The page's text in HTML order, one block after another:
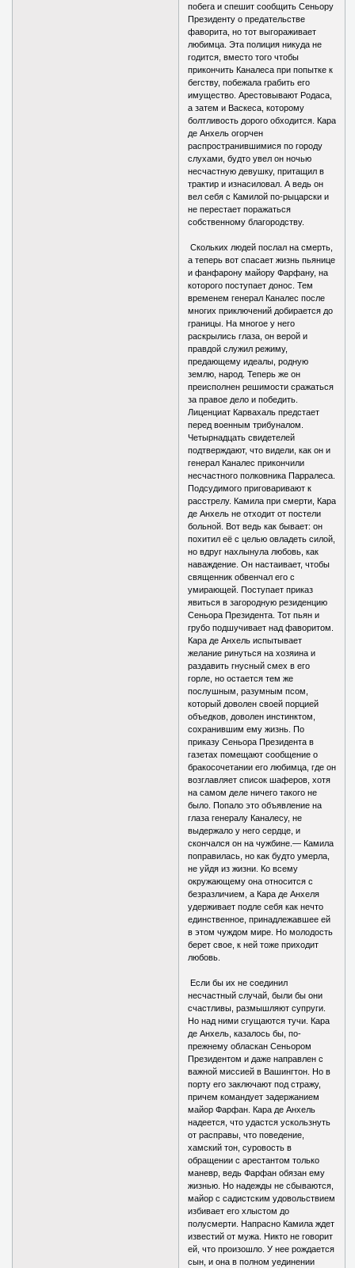
побега и спешит сообщить Сеньору
Президенту о предательстве
фаворита, но тот выгораживает
любимца. Эта полиция никуда не
годится, вместо того чтобы
прикончить Каналеса при попытке к
бегству, побежала грабить его
имущество. Арестовывают Родаса,
а затем и Васкеса, которому
болтливость дорого обходится. Кара
де Анхель огорчен
распространившимися по городу
слухами, будто увел он ночью
несчастную девушку, притащил в
трактир и изнасиловал. А ведь он
вел себя с Камилой по-рыцарски и
не перестает поражаться
собственному благородству.
Скольких людей послал на смерть,
а теперь вот спасает жизнь пьянице
и фанфарону майору Фарфану, на
которого поступает донос. Тем
временем генерал Каналес после
многих приключений добирается до
границы. На многое у него
раскрылись глаза, он верой и
правдой служил режиму,
предающему идеалы, родную
землю, народ. Теперь же он
преисполнен решимости сражаться
за правое дело и победить.
Лиценциат Карвахаль предстает
перед военным трибуналом.
Четырнадцать свидетелей
подтверждают, что видели, как он и
генерал Каналес прикончили
несчастного полковника Парралеса.
Подсудимого приговаривают к
расстрелу. Камила при смерти, Кара
де Анхель не отходит от постели
больной. Вот ведь как бывает: он
похитил её с целью овладеть силой,
но вдруг нахлынула любовь, как
наваждение. Он настаивает, чтобы
священник обвенчал его с
умирающей. Поступает приказ
явиться в загородную резиденцию
Сеньора Президента. Тот пьян и
грубо подшучивает над фаворитом.
Кара де Анхель испытывает
желание ринуться на хозяина и
раздавить гнусный смех в его
горле, но остается тем же
послушным, разумным псом,
который доволен своей порцией
объедков, доволен инстинктом,
сохранившим ему жизнь. По
приказу Сеньора Президента в
газетах помещают сообщение о
бракосочетании его любимца, где он
возглавляет список шаферов, хотя
на самом деле ничего такого не
было. Попало это объявление на
глаза генералу Каналесу, не
выдержало у него сердце, и
скончался он на чужбине.— Камила
поправилась, но как будто умерла,
не уйдя из жизни. Ко всему
окружающему она относится с
безразличием, а Кара де Анхеля
удерживает подле себя как нечто
единственное, принадлежавшее ей
в этом чуждом мире. Но молодость
берет свое, к ней тоже приходит
любовь.
Если бы их не соединил
несчастный случай, были бы они
счастливы, размышляют супруги.
Но над ними сгущаются тучи. Кара
де Анхель, казалось бы, по-
прежнему обласкан Сеньором
Президентом и даже направлен с
важной миссией в Вашингтон. Но в
порту его заключают под стражу,
причем командует задержанием
майор Фарфан. Кара де Анхель
надеется, что удастся ускользнуть
от расправы, что поведение,
хамский тон, суровость в
обращении с арестантом только
маневр, ведь Фарфан обязан ему
жизнью. Но надежды не сбываются,
майор с садистским удовольствием
избивает его хлыстом до
полусмерти. Напрасно Камила ждет
известий от мужа. Никто не говорит
ей, что произошло. У нее рождается
сын, и она в полном уединении